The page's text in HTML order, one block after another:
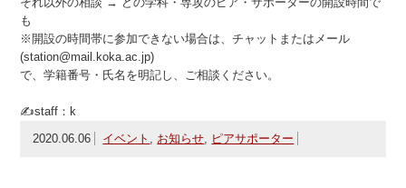
も
※開設の時間帯に参加できない場合は、チャットまたはメール
(station@mail.koka.ac.jp)
で、学籍番号・氏名を明記し、ご相談ください。
✍staff：k
2020.06.06
イベント , お知らせ, ピアサポーター